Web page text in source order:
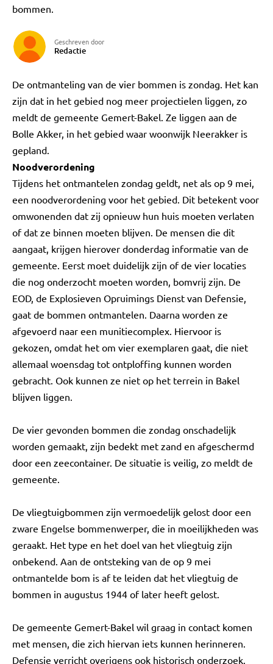
bommen.
Geschreven door
Redactie
De ontmanteling van de vier bommen is zondag. Het kan
zijn dat in het gebied nog meer projectielen liggen, zo
meldt de gemeente Gemert-Bakel. Ze liggen aan de
Bolle Akker, in het gebied waar woonwijk Neerakker is
gepland.
Noodverordening
Tijdens het ontmantelen zondag geldt, net als op 9 mei,
een noodverordening voor het gebied. Dit betekent voor
omwonenden dat zij opnieuw hun huis moeten verlaten
of dat ze binnen moeten blijven. De mensen die dit
aangaat, krijgen hierover donderdag informatie van de
gemeente. Eerst moet duidelijk zijn of de vier locaties
die nog onderzocht moeten worden, bomvrij zijn. De
EOD, de Explosieven Opruimings Dienst van Defensie,
gaat de bommen ontmantelen. Daarna worden ze
afgevoerd naar een munitiecomplex. Hiervoor is
gekozen, omdat het om vier exemplaren gaat, die niet
allemaal woensdag tot ontploffing kunnen worden
gebracht. Ook kunnen ze niet op het terrein in Bakel
blijven liggen.
De vier gevonden bommen die zondag onschadelijk
worden gemaakt, zijn bedekt met zand en afgeschermd
door een zeecontainer. De situatie is veilig, zo meldt de
gemeente.
De vliegtuigbommen zijn vermoedelijk gelost door een
zware Engelse bommenwerper, die in moeilijkheden was
geraakt. Het type en het doel van het vliegtuig zijn
onbekend. Aan de ontsteking van de op 9 mei
ontmantelde bom is af te leiden dat het vliegtuig de
bommen in augustus 1944 of later heeft gelost.
De gemeente Gemert-Bakel wil graag in contact komen
met mensen, die zich hiervan iets kunnen herinneren.
Defensie verricht overigens ook historisch onderzoek.